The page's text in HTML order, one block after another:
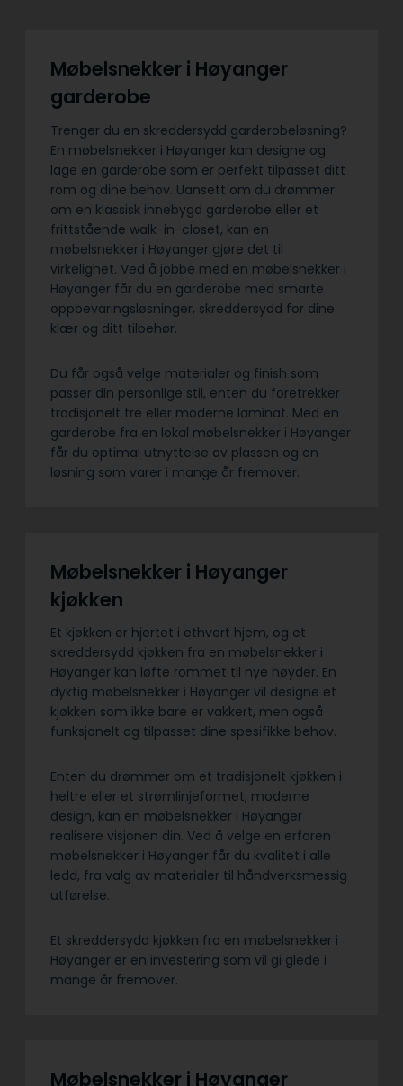
Møbelsnekker i Høyanger
garderobe
Trenger du en skreddersydd garderobeløsning?
En møbelsnekker i Høyanger kan designe og
lage en garderobe som er perfekt tilpasset ditt
rom og dine behov. Uansett om du drømmer
om en klassisk innebygd garderobe eller et
frittstående walk-in-closet, kan en
møbelsnekker i Høyanger gjøre det til
virkelighet. Ved å jobbe med en møbelsnekker i
Høyanger får du en garderobe med smarte
oppbevaringsløsninger, skreddersydd for dine
klær og ditt tilbehør.
Du får også velge materialer og finish som
passer din personlige stil, enten du foretrekker
tradisjonelt tre eller moderne laminat. Med en
garderobe fra en lokal møbelsnekker i Høyanger
får du optimal utnyttelse av plassen og en
løsning som varer i mange år fremover.
Møbelsnekker i Høyanger
kjøkken
Et kjøkken er hjertet i ethvert hjem, og et
skreddersydd kjøkken fra en møbelsnekker i
Høyanger kan løfte rommet til nye høyder. En
dyktig møbelsnekker i Høyanger vil designe et
kjøkken som ikke bare er vakkert, men også
funksjonelt og tilpasset dine spesifikke behov.
Enten du drømmer om et tradisjonelt kjøkken i
heltre eller et strømlinjeformet, moderne
design, kan en møbelsnekker i Høyanger
realisere visjonen din. Ved å velge en erfaren
møbelsnekker i Høyanger får du kvalitet i alle
ledd, fra valg av materialer til håndverksmessig
utførelse.
Et skreddersydd kjøkken fra en møbelsnekker i
Høyanger er en investering som vil gi glede i
mange år fremover.
Møbelsnekker i Høyanger